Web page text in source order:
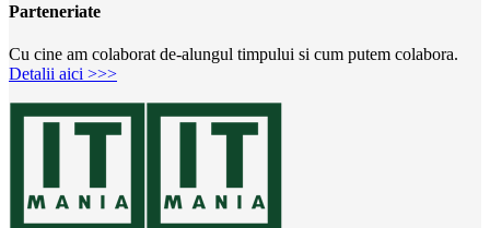
Parteneriate
Cu cine am colaborat de-alungul timpului si cum putem colabora.
Detalii aici >>>